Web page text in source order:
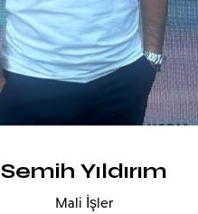
Semih Yıldırım
Mali İşler